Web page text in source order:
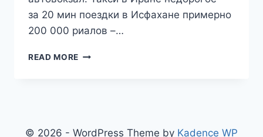
за 20 мин поездки в Исфахане примерно
200 000 риалов –…
READ MORE ПУТЕШЕСТВИЕ
ПУСТЫННЫЙ
© 2026 - WordPress Theme by Kadence WP